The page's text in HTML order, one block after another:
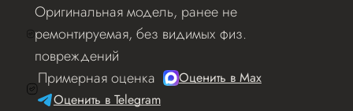
Оригинальная модель, ранее не
ремонтируемая, без видимых физ.
повреждений
Примерная оценка
Оценить в Мах
Оценить в Telegram